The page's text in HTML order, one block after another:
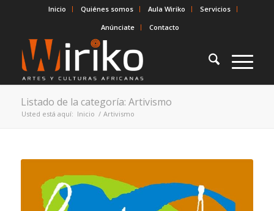
Inicio Quiénes somos Aula Wiriko
Servicios
Anúnciate
Contacto
Listado de la categoría: Artivismo
Usted está aquí: Inicio / Artivismo